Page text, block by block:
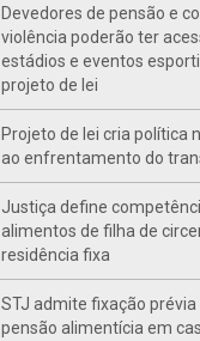
Devedores de pensão e
violência poderão ter
estádios e eventos
projeto de lei
Projeto de lei cria política
ao enfrentamento do
Justiça define
alimentos de filha de
residência fixa
STJ admite fixação
pensão alimentícia em